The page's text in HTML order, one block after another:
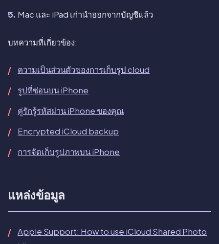
Mac และ iPad เก่านำออกจากบัญชีแล้ว
บทความที่เกี่ยวข้อง:
ความเป็นส่วนตัวของการเก็บรูป cloud
รูปที่ซ่อนบน iPhone
คู่รักรู้รหัสผ่าน iPhone ของคุณ
Encrypted iCloud backup
การจัดเก็บรูปภาพบน iPhone
แหล่งข้อมูล
Apple Support: How to use iCloud Shared Photo